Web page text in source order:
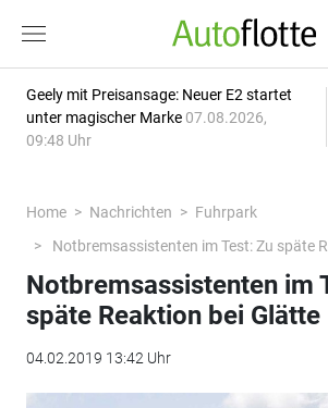
Geely mit Preisansage: Neuer E2 startet
unter magischer Marke 07.08.2026,
09:48 Uhr
Home Nachrichten
Fuhrpark
Notbremsassistenten im Test: Zu späte
Notbremsassistenten im
späte Reaktion bei Glätte
04.02.2019 13:42 Uhr